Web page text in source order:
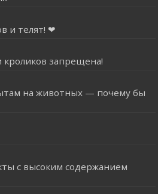
и телят! ❤
кроликов запрещена!
на животных — почему бы
с высоким содержанием